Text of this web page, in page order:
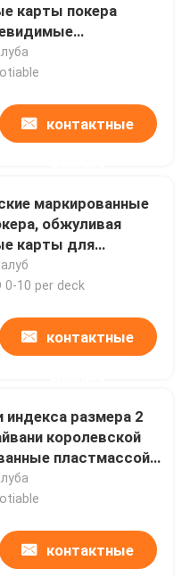
карты покера
для азартной
шоу
контактные
маркированные
обжуливая
карты для
анализатора
0-10 per deck
контактные
индекса размера 2
королевской
пластмассой
контактных линзов
контактные